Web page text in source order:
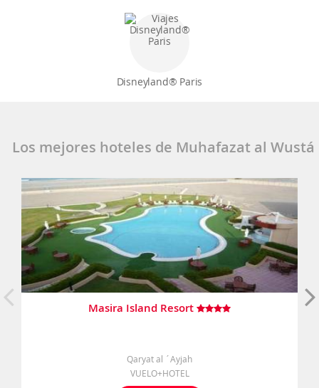
Disneyland® Paris
Los mejores hoteles de Muhafazat al Wustá
Masira Island Resort
Qaryat al ´Ayjah
VUELO+HOTEL